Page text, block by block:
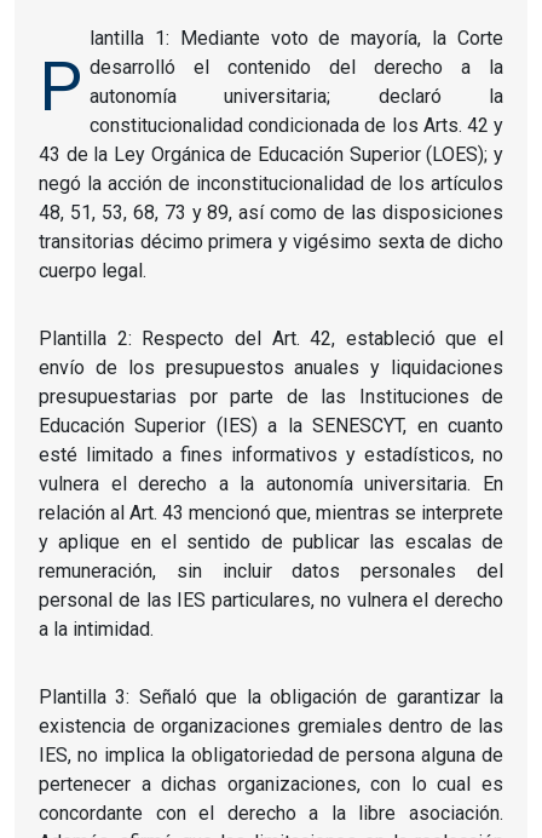
P
lantilla 1: Mediante voto de mayoría, la Corte
desarrolló el contenido del derecho a la
autonomía universitaria; declaró la
constitucionalidad condicionada de los Arts. 42 y
43 de la Ley Orgánica de Educación Superior (LOES); y
negó la acción de inconstitucionalidad de los artículos
48, 51, 53, 68, 73 y 89, así como de las disposiciones
transitorias décimo primera y vigésimo sexta de dicho
cuerpo legal.
Plantilla 2: Respecto del Art. 42, estableció que el
envío de los presupuestos anuales y liquidaciones
presupuestarias por parte de las Instituciones de
Educación Superior (IES) a la SENESCYT, en cuanto
esté limitado a fines informativos y estadísticos, no
vulnera el derecho a la autonomía universitaria. En
relación al Art. 43 mencionó que, mientras se interprete
y aplique en el sentido de publicar las escalas de
remuneración, sin incluir datos personales del
personal de las IES particulares, no vulnera el derecho
a la intimidad.
Plantilla 3: Señaló que la obligación de garantizar la
existencia de organizaciones gremiales dentro de las
IES, no implica la obligatoriedad de persona alguna de
pertenecer a dichas organizaciones, con lo cual es
concordante con el derecho a la libre asociación.